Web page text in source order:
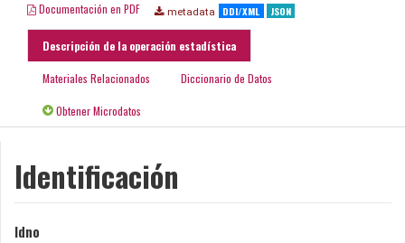
Documentación en PDF metadata DDI/XML JSON
Descripción de la operación estadística
Materiales Relacionados Diccionario de Datos
Obtener Microdatos
Identificación
Idno